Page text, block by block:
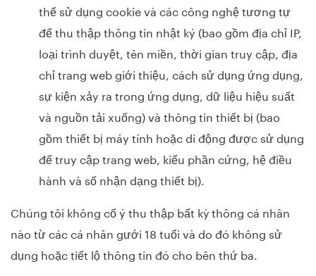
thể sử dụng cookie và các công nghệ tương tự
để thu thập thông tin nhật ký (bao gồm địa chỉ IP,
loại trình duyệt, tên miền, thời gian truy cập, địa
chỉ trang web giới thiệu, cách sử dụng ứng dụng,
sự kiện xảy ra trong ứng dụng, dữ liệu hiệu suất
và nguồn tải xuống) và thông tin thiết bị (bao
gồm thiết bị máy tính hoặc di động được sử dụng
để truy cập trang web, kiểu phần cứng, hệ điều
hành và số nhận dạng thiết bị).
Chúng tôi không cố ý thu thập bất kỳ thông cá nhân
nào từ các cá nhân gưới 18 tuổi và do đó không sử
dụng hoặc tiết lộ thông tin đó cho bên thứ ba.